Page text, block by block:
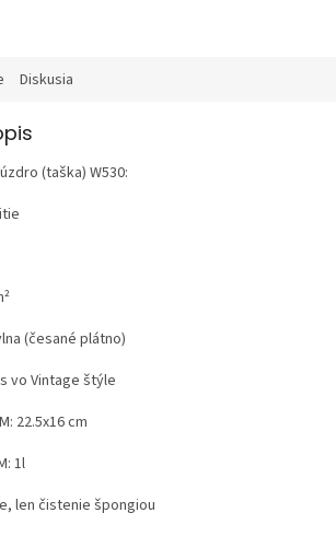
Diskusia
(taška) W530:
(česané plátno)
vo Vintage štýle
22.5x16 cm
1l
len čistenie špongiou